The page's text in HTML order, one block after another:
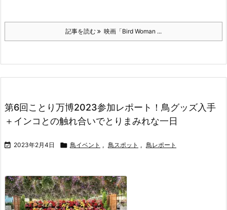
記事を読む 映画「Bird Woman ...
第6回ことり万博2023参加レポート！鳥グッズ入手
＋インコとの触れ合いでとりまみれな一日
 2023年2月4日  鳥イベント , 鳥スポット , 鳥レポート